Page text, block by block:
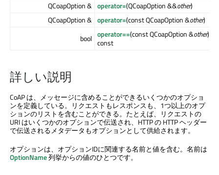
QCoapOption & operator=(QCoapOption &&other)
QCoapOption & operator=(const QCoapOption &other)
bool operator==(const QCoapOption &other)
const
詳しい説明
CoAP は、メッセージに含めることができるいくつかのオプショ
ンを定義している。リクエストもレスポンスも、1つ以上のオプ
ションのリストを含むことができる。たとえば、リクエストの
URI はいくつかのオプションで伝送され、HTTP の HTTP ヘッダー
で伝送されるメタデータもオプションとして供給されます。
オプションは、オプションIDに関連する名前と値を含む。名前は
OptionName列挙からの値のひとつです。